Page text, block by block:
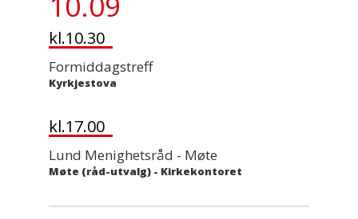
kl.10.30
Formiddagstreff
Kyrkjestova
kl.17.00
Lund Menighetsråd - Møte
Møte (råd-utvalg) - Kirkekontoret